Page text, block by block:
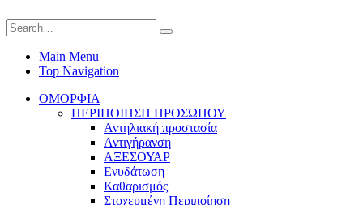
Main Menu
Top Navigation
ΟΜΟΡΦΙΑ
ΠΕΡΙΠΟΙΗΣΗ ΠΡΟΣΩΠΟΥ
Αντηλιακή προστασία
Αντιγήρανση
ΑΞΕΣΟΥΑΡ
Ενυδάτωση
Καθαρισμός
Στοχευμένη Περιποίηση